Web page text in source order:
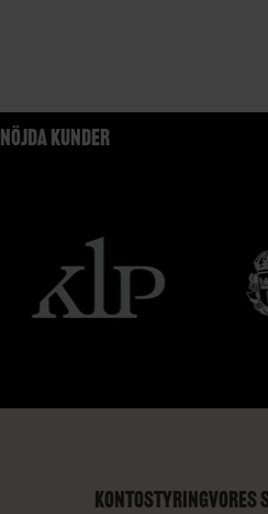
NÖJDA KUNDER
KONTOSTYRINGVORES